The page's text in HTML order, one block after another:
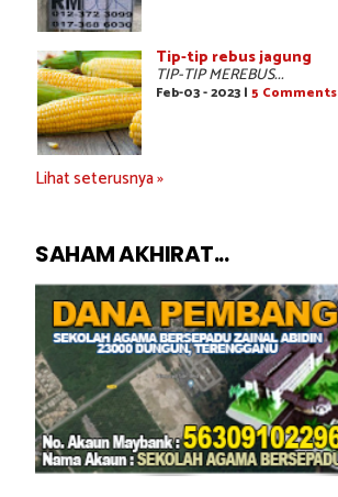
Tip-tip rebus jagung
TIP-TIP MEREBUS...
Feb-03 - 2023 | 5 Comments
Lihat seterusnya »
SAHAM AKHIRAT...